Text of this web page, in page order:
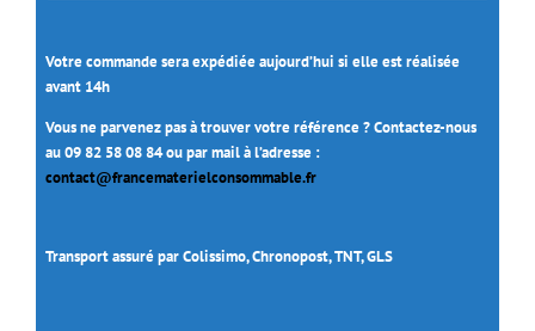
Votre commande sera expédiée aujourd’hui si elle est réalisée
avant 14h
Vous ne parvenez pas à trouver votre référence ? Contactez-nous
au 09 82 58 08 84 ou par mail à l’adresse :
contact@francematerielconsommable.fr
Transport assuré par Colissimo, Chronopost, TNT, GLS